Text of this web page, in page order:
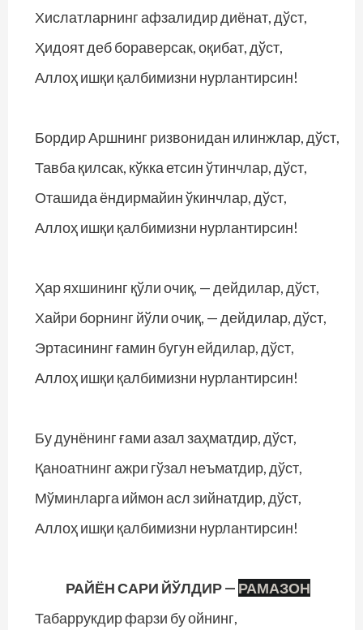
Хислатларнинг афзалидир диёнат, дўст,
Ҳидоят деб бораверсак, оқибат, дўст,
Аллоҳ ишқи қалбимизни нурлантирсин!
Бордир Аршнинг ризвонидан илинжлар, дўст,
Тавба қилсак, кўкка етсин ўтинчлар, дўст,
Оташида ёндирмайин ўкинчлар, дўст,
Аллоҳ ишқи қалбимизни нурлантирсин!
Ҳар яхшининг қўли очиқ, — дейдилар, дўст,
Хайри борнинг йўли очиқ, — дейдилар, дўст,
Эртасининг ғамин бугун ейдилар, дўст,
Аллоҳ ишқи қалбимизни нурлантирсин!
Бу дунёнинг ғами азал заҳматдир, дўст,
Қаноатнинг ажри гўзал неъматдир, дўст,
Мўминларга иймон асл зийнатдир, дўст,
Аллоҳ ишқи қалбимизни нурлантирсин!
РАЙЁН САРИ ЙЎЛДИР — РАМАЗОН
Табаррукдир фарзи бу ойнинг,